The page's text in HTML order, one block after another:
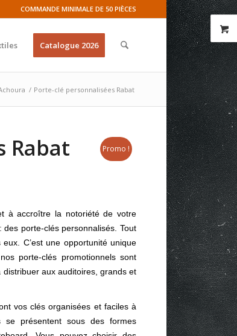
COMMANDE MINIMALE DE 50 PIÈCES
Catalogue 2026
/ Porte-clé personnalisées Rabat
Promo !
Rabat
à accroître la notoriété de votre
porte-clés personnalisés. Tout
C’est une opportunité unique
porte-clés promotionnels sont
aux auditoires, grands et
vos clés organisées et faciles à
présentent sous des formes